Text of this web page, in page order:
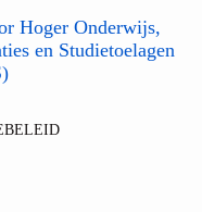
Hoger Onderwijs,
en Studietoelagen